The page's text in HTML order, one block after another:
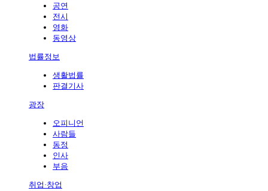
공연
전시
영화
동영상
법률정보
생활법률
판결기사
광장
오피니언
사람들
동정
인사
부음
취업·창업